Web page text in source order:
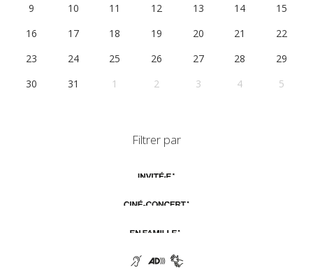
9
10 11 12 13 14
15
16
17 18 19 20 21
22
23
24 25 26 27 28
29
30
31 1 2 3 4 5
Filtrer par